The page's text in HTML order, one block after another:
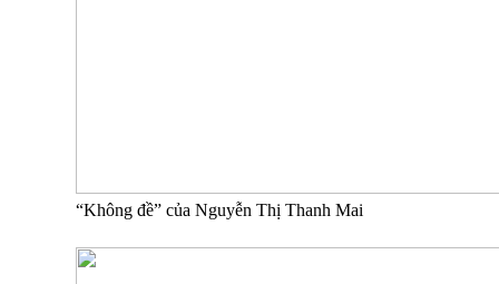
“Không đề” của Nguyễn Thị Thanh Mai